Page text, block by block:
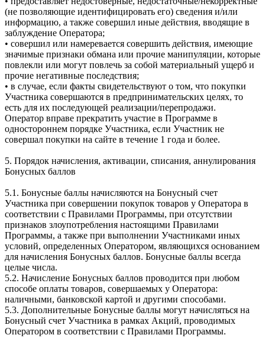
(не позволяющие идентифицировать его) сведения и/или
информацию, а также совершил иные действия, вводящие в
заблуждение Оператора;
• совершил или намеревается совершить действия, имеющие
значимые признаки обмана или прочие манипуляции, которые
повлекли или могут повлечь за собой материальный ущерб и
прочие негативные последствия;
• в случае, если факты свидетельствуют о том, что покупки
Участника совершаются в предпринимательских целях, то
есть для их последующей реализации/перепродажи.
Оператор вправе прекратить участие в Программе в
одностороннем порядке Участника, если Участник не
совершал покупки на сайте в течение 1 года и более.
5. Порядок начисления, активации, списания, аннулирования
Бонусных баллов
5.1. Бонусные баллы начисляются на Бонусный счет
Участника при совершении покупок товаров у Оператора в
соответствии с Правилами Программы, при отсутствии
признаков злоупотребления настоящими Правилами
Программы, а также при выполнении Участниками иных
условий, определенных Оператором, являющихся основанием
для начисления Бонусных баллов. Бонусные баллы всегда
целые числа.
5.2. Начисление Бонусных баллов проводится при любом
способе оплаты товаров, совершаемых у Оператора:
наличными, банковской картой и другими способами.
5.3. Дополнительные Бонусные баллы могут начисляться на
Бонусный счет Участника в рамках Акций, проводимых
Оператором в соответствии с Правилами Программы.